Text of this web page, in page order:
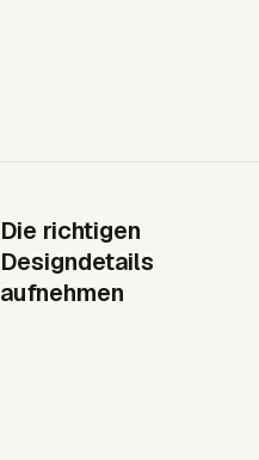
Die richtigen
Designdetails
aufnehmen